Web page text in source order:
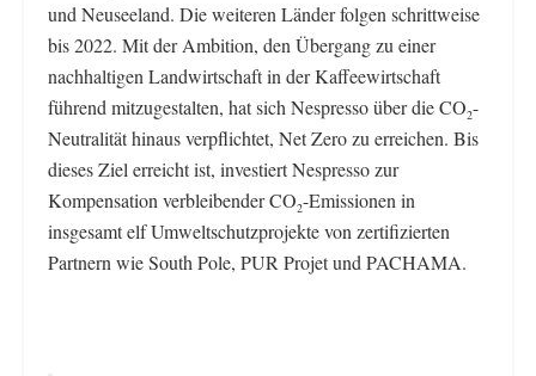
und Neuseeland. Die weiteren Länder folgen schrittweise
bis 2022. Mit der Ambition, den Übergang zu einer
nachhaltigen Landwirtschaft in der Kaffeewirtschaft
führend mitzugestalten, hat sich Nespresso über die CO2-
Neutralität hinaus verpflichtet, Net Zero zu erreichen. Bis
dieses Ziel erreicht ist, investiert Nespresso zur
Kompensation verbleibender CO2-Emissionen in
insgesamt elf Umweltschutzprojekte von zertifizierten
Partnern wie South Pole, PUR Projet und PACHAMA.